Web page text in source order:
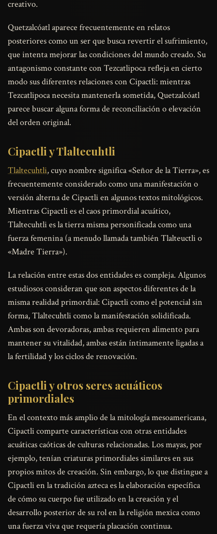
creativo.
Quetzalcóatl aparece frecuentemente en relatos
posteriores como un ser que busca revertir el sufrimiento,
que intenta mejorar las condiciones del mundo creado. Su
antagonismo constante con Tezcatlipoca refleja en cierto
modo sus diferentes relaciones con Cipactli: mientras
Tezcatlipoca necesita mantenerla sometida, Quetzalcóatl
parece buscar alguna forma de reconciliación o elevación
del orden original.
Cipactli y Tlaltecuhtli
Tlaltecuhtli, cuyo nombre significa «Señor de la Tierra», es
frecuentemente considerado como una manifestación o
versión alterna de Cipactli en algunos textos mitológicos.
Mientras Cipactli es el caos primordial acuático,
Tlaltecuhtli es la tierra misma personificada como una
fuerza femenina (a menudo llamada también Tlalteuctli o
«Madre Tierra»).
La relación entre estas dos entidades es compleja. Algunos
estudiosos consideran que son aspectos diferentes de la
misma realidad primordial: Cipactli como el potencial sin
forma, Tlaltecuhtli como la manifestación solidificada.
Ambas son devoradoras, ambas requieren alimento para
mantener su vitalidad, ambas están íntimamente ligadas a
la fertilidad y los ciclos de renovación.
Cipactli y otros seres acuáticos
primordiales
En el contexto más amplio de la mitología mesoamericana,
Cipactli comparte características con otras entidades
acuáticas caóticas de culturas relacionadas. Los mayas, por
ejemplo, tenían criaturas primordiales similares en sus
propios mitos de creación. Sin embargo, lo que distingue a
Cipactli en la tradición azteca es la elaboración específica
de cómo su cuerpo fue utilizado en la creación y el
desarrollo posterior de su rol en la religión mexica como
una fuerza viva que requería placación continua.